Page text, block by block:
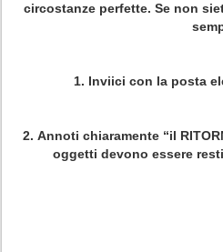
circostanze perfette. Se non
1. Inviici con la posta
2. Annoti chiaramente “il
oggetti devono essere